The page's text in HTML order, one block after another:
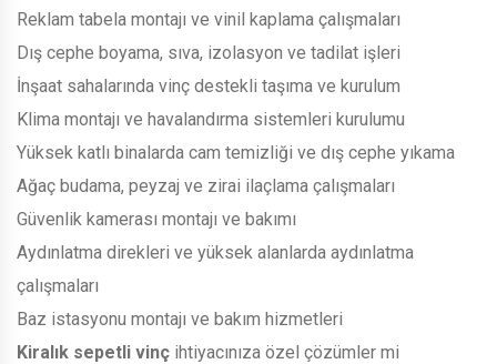
Reklam tabela montajı ve vinil kaplama çalışmaları
Dış cephe boyama, sıva, izolasyon ve tadilat işleri
İnşaat sahalarında vinç destekli taşıma ve kurulum
Klima montajı ve havalandırma sistemleri kurulumu
Yüksek katlı binalarda cam temizliği ve dış cephe yıkama
Ağaç budama, peyzaj ve zirai ilaçlama çalışmaları
Güvenlik kamerası montajı ve bakımı
Aydınlatma direkleri ve yüksek alanlarda aydınlatma
çalışmaları
Baz istasyonu montajı ve bakım hizmetleri
Kiralık sepetli vinç ihtiyacınıza özel çözümler mi